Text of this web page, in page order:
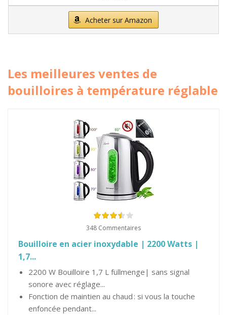
Acheter sur Amazon
Les meilleures ventes de
bouilloires à température réglable
348 Commentaires
Bouilloire en acier inoxydable | 2200 Watts |
1,7...
2200 W Bouilloire 1,7 L füllmenge| sans signal
sonore avec réglage...
Fonction de maintien au chaud : si vous la touche
enfoncée pendant...